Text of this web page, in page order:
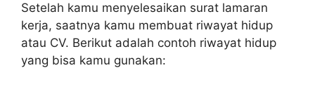
Setelah kamu menyelesaikan surat lamaran
kerja, saatnya kamu membuat riwayat hidup
atau CV. Berikut adalah contoh riwayat hidup
yang bisa kamu gunakan: